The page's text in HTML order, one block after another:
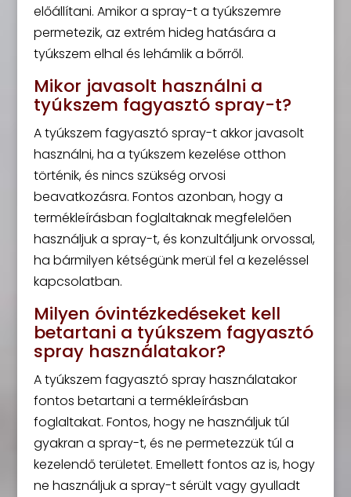
előállítani. Amikor a spray-t a tyúkszemre
permetezik, az extrém hideg hatására a
tyúkszem elhal és lehámlik a bőrről.
Mikor javasolt használni a
tyúkszem fagyasztó spray-t?
A tyúkszem fagyasztó spray-t akkor javasolt
használni, ha a tyúkszem kezelése otthon
történik, és nincs szükség orvosi
beavatkozásra. Fontos azonban, hogy a
termékleírásban foglaltaknak megfelelően
használjuk a spray-t, és konzultáljunk orvossal,
ha bármilyen kétségünk merül fel a kezeléssel
kapcsolatban.
Milyen óvintézkedéseket kell
betartani a tyúkszem fagyasztó
spray használatakor?
A tyúkszem fagyasztó spray használatakor
fontos betartani a termékleírásban
foglaltakat. Fontos, hogy ne használjuk túl
gyakran a spray-t, és ne permetezzük túl a
kezelendő területet. Emellett fontos az is, hogy
ne használjuk a spray-t sérült vagy gyulladt